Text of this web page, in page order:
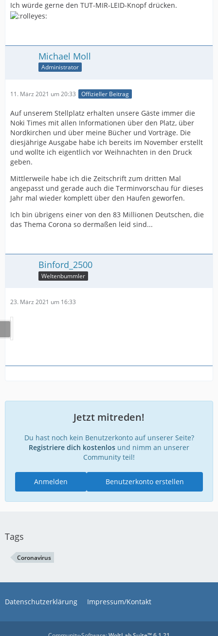
Ich würde gerne den TUT-MIR-LEID-Knopf drücken.
Michael Moll
Administrator
11. März 2021 um 20:33 Offizieller Beitrag
Auf unserem Stellplatz erhalten unsere Gäste immer die
Noki Times mit allen Informationen über den Platz, über
Nordkirchen und über meine Bücher und Vorträge. Die
diesjährige Ausgabe habe ich bereits im November erstellt
und wollte ich eigentlich vor Weihnachten in den Druck
geben.
Mittlerweile habe ich die Zeitschrift zum dritten Mal
angepasst und gerade auch die Terminvorschau für dieses
Jahr mal wieder komplett über den Haufen geworfen.
Ich bin übrigens einer von den 83 Millionen Deutschen, die
das Thema Corona so dermaßen leid sind...
Binford_2500
Weltenbummler
23. März 2021 um 16:33
Jetzt mitreden!
Du hast noch kein Benutzerkonto auf unserer Seite?
Registriere dich kostenlos und nimm an unserer
Community teil!
Benutzerkonto erstellen
Anmelden
Tags
Coronavirus
Datenschutzerklärung Impressum/Kontakt